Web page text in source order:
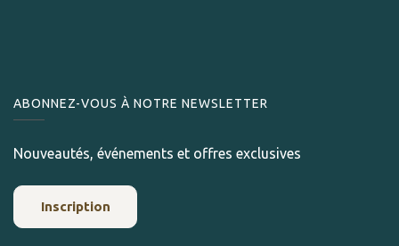
ABONNEZ-VOUS À NOTRE NEWSLETTER
Nouveautés, événements et offres exclusives
Inscription